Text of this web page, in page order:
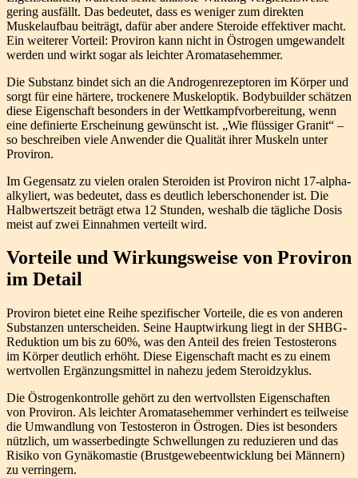
gering ausfällt. Das bedeutet, dass es weniger zum direkten
Muskelaufbau beiträgt, dafür aber andere Steroide effektiver macht.
Ein weiterer Vorteil: Proviron kann nicht in Östrogen umgewandelt
werden und wirkt sogar als leichter Aromatasehemmer.
Die Substanz bindet sich an die Androgenrezeptoren im Körper und
sorgt für eine härtere, trockenere Muskeloptik. Bodybuilder schätzen
diese Eigenschaft besonders in der Wettkampfvorbereitung, wenn
eine definierte Erscheinung gewünscht ist. „Wie flüssiger Granit“ –
so beschreiben viele Anwender die Qualität ihrer Muskeln unter
Proviron.
Im Gegensatz zu vielen oralen Steroiden ist Proviron nicht 17-alpha-
alkyliert, was bedeutet, dass es deutlich leberschonender ist. Die
Halbwertszeit beträgt etwa 12 Stunden, weshalb die tägliche Dosis
meist auf zwei Einnahmen verteilt wird.
Vorteile und Wirkungsweise von Proviron
im Detail
Proviron bietet eine Reihe spezifischer Vorteile, die es von anderen
Substanzen unterscheiden. Seine Hauptwirkung liegt in der SHBG-
Reduktion um bis zu 60%, was den Anteil des freien Testosterons
im Körper deutlich erhöht. Diese Eigenschaft macht es zu einem
wertvollen Ergänzungsmittel in nahezu jedem Steroidzyklus.
Die Östrogenkontrolle gehört zu den wertvollsten Eigenschaften
von Proviron. Als leichter Aromatasehemmer verhindert es teilweise
die Umwandlung von Testosteron in Östrogen. Dies ist besonders
nützlich, um wasserbedingte Schwellungen zu reduzieren und das
Risiko von Gynäkomastie (Brustgewebeentwicklung bei Männern)
zu verringern.